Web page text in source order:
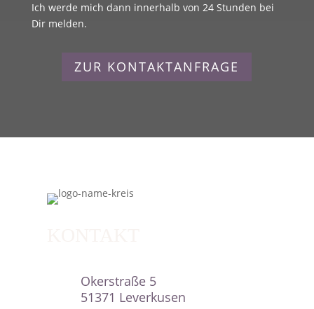
Ich werde mich dann innerhalb von 24 Stunden bei
Dir melden.
ZUR KONTAKTANFRAGE
Okerstraße 5
51371 Leverkusen